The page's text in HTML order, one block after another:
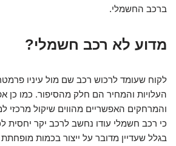
ברכב החשמלי.
מדוע לא רכב חשמלי?
לקוח שעומד לרכוש רכב שם מול עיניו
העלויות והמחיר הם חלק מהסיפור. כמו כן
והמרחקים האפשריים מהווים שיקול מרכזי
כי רכב חשמלי עודו נחשב לרכב יקר יחסית
בגלל שעדיין מדובר על ייצור בכמות